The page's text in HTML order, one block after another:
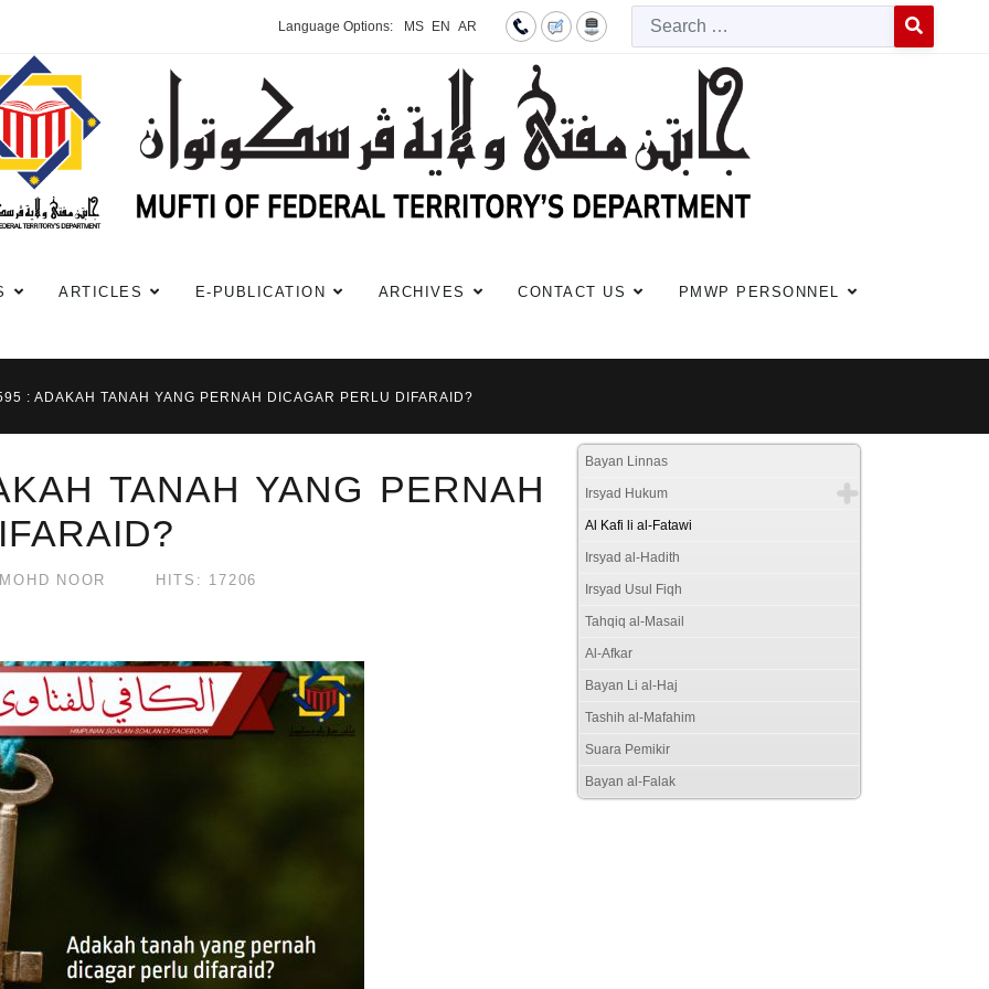
Language Options: MS EN AR
ARTICLES E-PUBLICATION ARCHIVES CONTACT US PMWP PERSONNEL
: ADAKAH TANAH YANG PERNAH DICAGAR PERLU DIFARAID?
TANAH YANG PERNAH
NOOR HITS: 17206
Bayan Linnas
Irsyad Hukum
Al Kafi li al-Fatawi
Irsyad al-Hadith
Irsyad Usul Fiqh
Tahqiq al-Masail
Al-Afkar
Bayan Li al-Haj
Tashih al-Mafahim
Suara Pemikir
Bayan al-Falak